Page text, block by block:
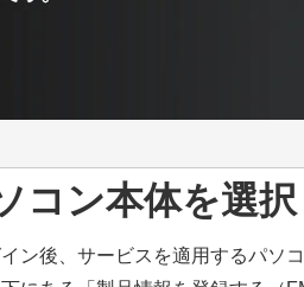
コン本体を選択
ン後、サービスを適用するパ